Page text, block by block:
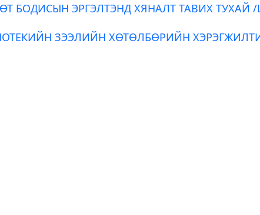
БОДИСЫН ЭРГЭЛТЭНД ХЯНАЛТ ТАВИХ
ЗЭЭЛИЙН ХӨТӨЛБӨРИЙН